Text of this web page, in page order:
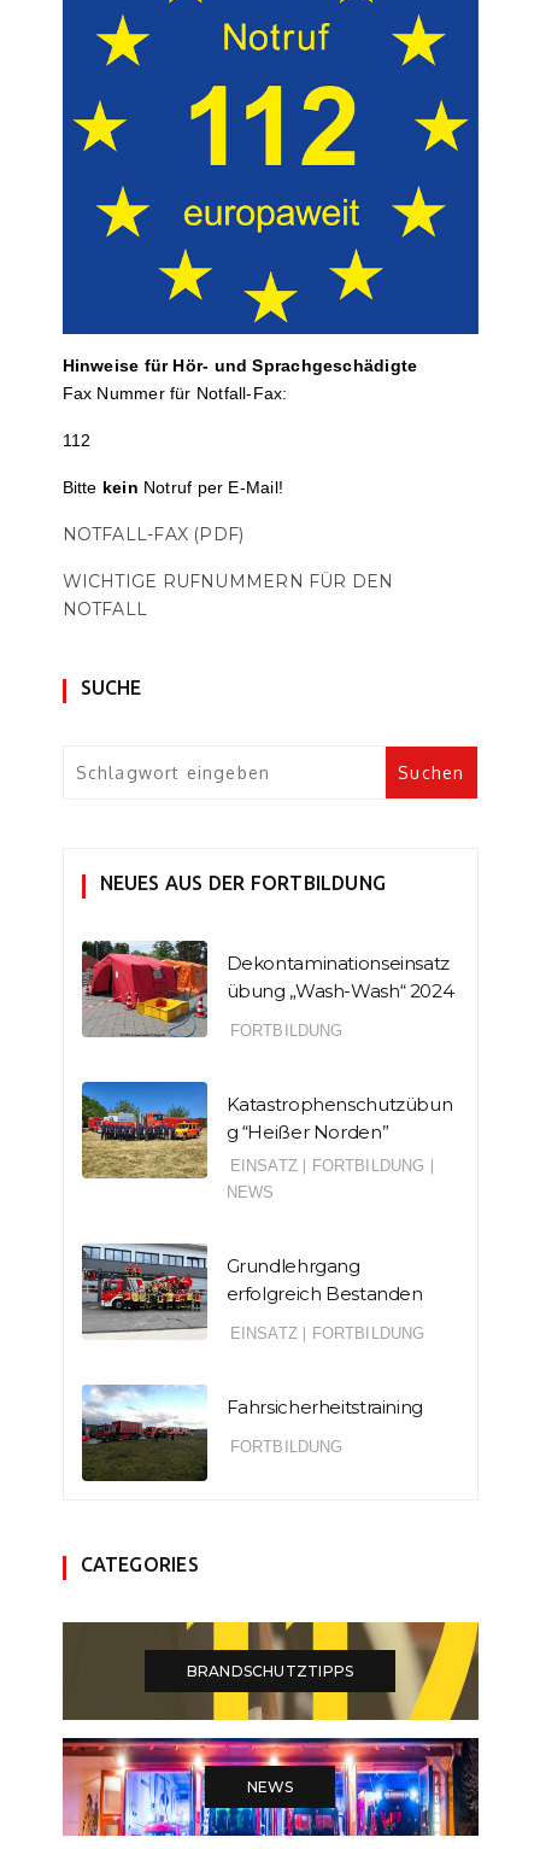
Hinweise für Hör- und Sprach­ge­schä­digte
Fax Nummer für Notfall-Fax:
112
Bitte kein Notruf per E-Mail!
NOTFALL-FAX (PDF)
WICHTIGE RUFNUMMERN FÜR DEN
NOTFALL
SUCHE
NEUES AUS DER FORTBILDUNG
Dekontaminationseinsatz
übung „Wash-Wash“ 2024
FORTBILDUNG
Katastrophenschutzübun
g “Heißer Norden”
EINSATZ FORTBILDUNG
NEWS
Grundlehrgang
erfolgreich Bestanden
EINSATZ FORTBILDUNG
Fahrsicherheitstraining
FORTBILDUNG
CATEGORIES
BRANDSCHUTZTIPPS
NEWS